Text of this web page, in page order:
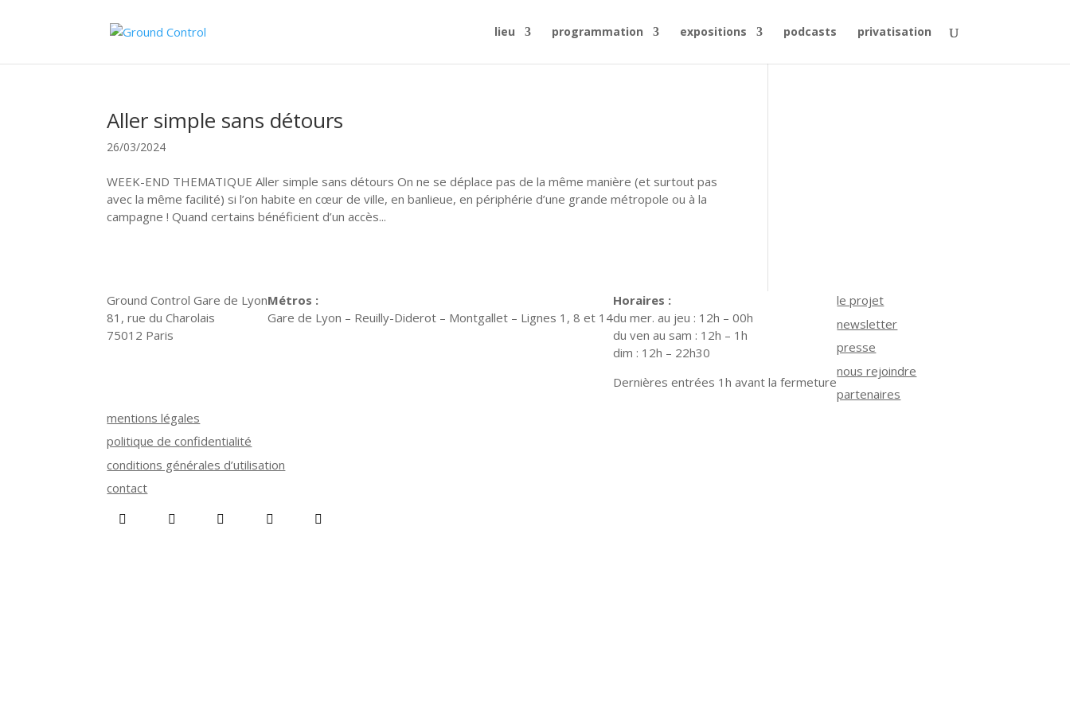
lieu programmation expositions podcasts privatisation
Aller simple sans détours
26/03/2024
WEEK-END THEMATIQUE Aller simple sans détours On ne se déplace pas de la même manière (et surtout pas
avec la même facilité) si l’on habite en cœur de ville, en banlieue, en périphérie d’une grande métropole ou à la
campagne ! Quand certains bénéficient d’un accès...
Ground Control Gare de Lyon
81, rue du Charolais
75012 Paris
Métros :
Gare de Lyon – Reuilly-Diderot – Montgallet – Lignes 1, 8 et 14
Horaires :
du mer. au jeu : 12h – 00h
du ven au sam : 12h – 1h
dim : 12h – 22h30
Dernières entrées 1h avant la fermeture
le projet
newsletter
presse
nous rejoindre
partenaires
mentions légales
politique de confidentialité
conditions générales d’utilisation
contact